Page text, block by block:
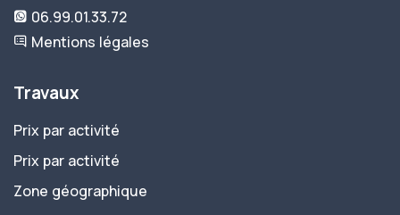
06.99.01.33.72
Mentions légales
Travaux
Prix par activité
Prix par activité
Zone géographique